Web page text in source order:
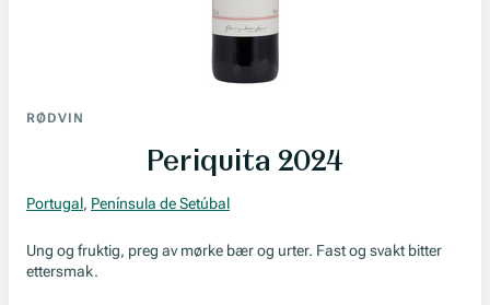
RØDVIN
Periquita 2024
Portugal, Península de Setúbal
Ung og fruktig, preg av mørke bær og urter. Fast og svakt bitter
ettersmak.